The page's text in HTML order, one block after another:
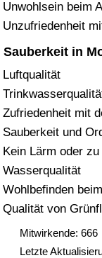
Unwohlsein beim
Unzufriedenheit
Sauberkeit in
Luftqualität
Zufriedenheit mit
Sauberkeit und
Kein Lärm oder
Wasserqualität
Wohlbefinden
Qualität von
Mitwirkende: 666
Letzte
Verkehr